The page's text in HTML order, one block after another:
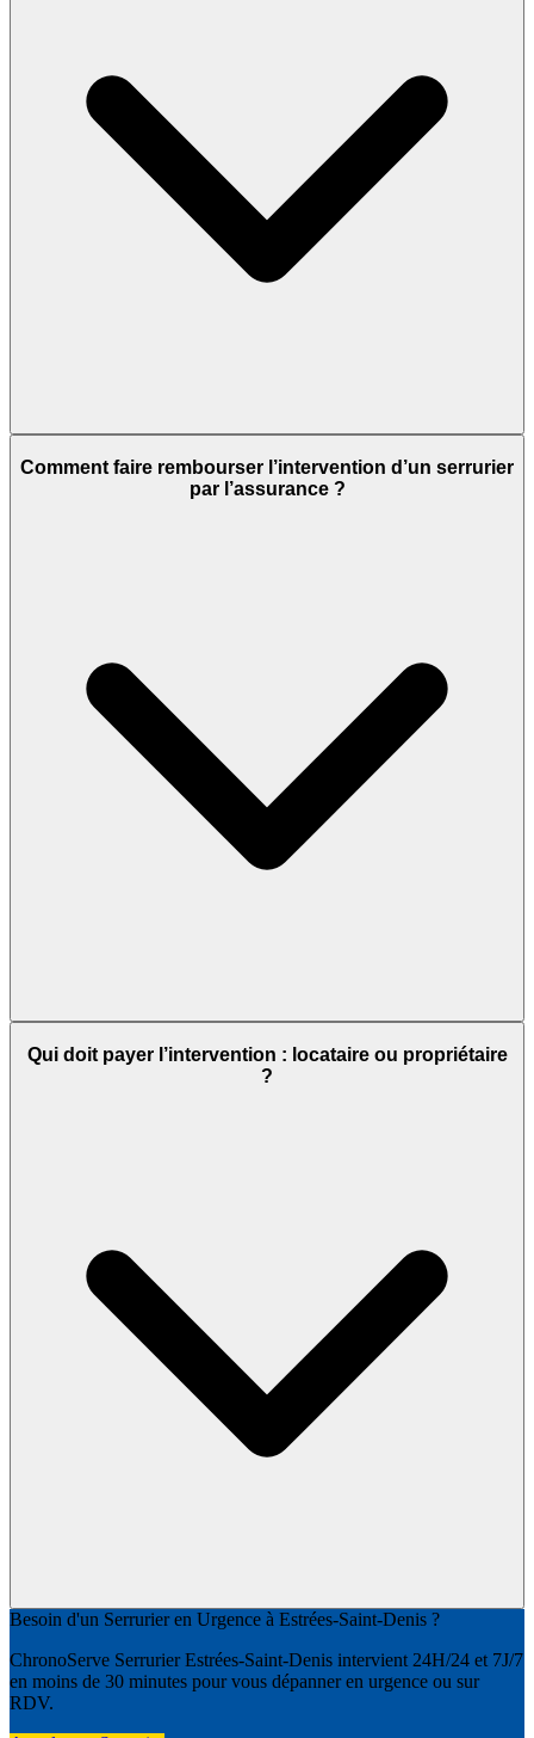
Comment faire rembourser l’intervention d’un serrurier
par l’assurance ?
Qui doit payer l’intervention : locataire ou propriétaire
?
Besoin d'un Serrurier en Urgence à Estrées-Saint-Denis ?
ChronoServe Serrurier Estrées-Saint-Denis intervient 24H/24 et 7J/7
en moins de 30 minutes pour vous dépanner en urgence ou sur
RDV.